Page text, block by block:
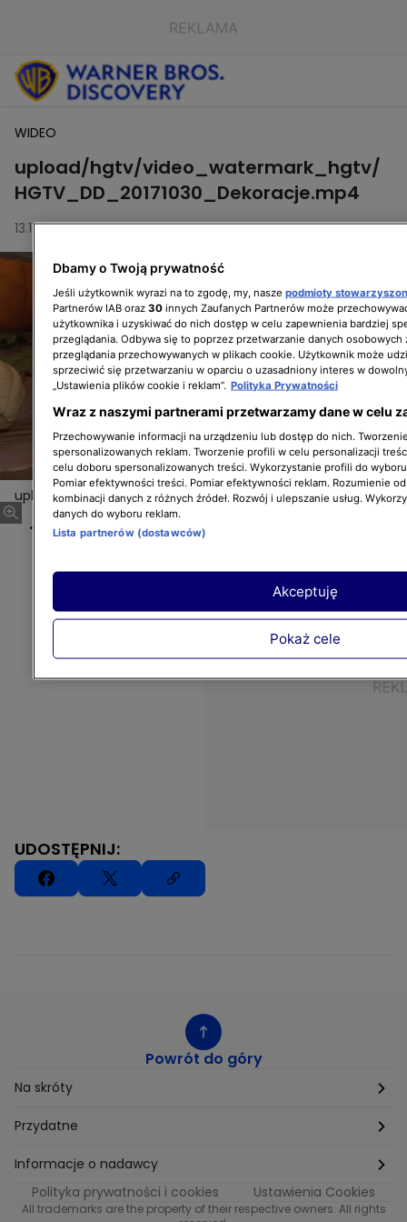
WIDEO
upload/hgtv/video_watermark_hgtv/
HGTV_DD_20171030_Dekoracje.mp4
13.11.2019, 14:03
upload/hgtv/video_watermark_hgtv/HGTV_DD_201
71030_Dekoracje
Więcej
.
UDOSTĘPNIJ:
Powrót do góry
Na skróty
Etyka
Supplier Diversity
Polityka podatkowa
Przydatne
Biuro Prasowe
Biuro Reklamy
Informacje o nadawcy
Informacje o nadawcy programu METRO
Polityka prywatności i cookies Ustawienia Cookies
All trademarks are the property of their respective owners. All rights
Dbamy o Twoją prywatność
Jeśli użytkownik wyrazi na to zgodę, my, nasze podmioty
Partnerów IAB oraz 30 innych Zaufanych Partnerów może
użytkownika i uzyskiwać do nich dostęp w celu zapewnienia bardziej
przeglądania. Odbywa się to poprzez przetwarzanie danych osobowych
przeglądania przechowywanych w plikach cookie. Użytkownik może
sprzeciwić się przetwarzaniu w oparciu o uzasadniony interes w
„Ustawienia plików cookie i reklam”. Polityka Prywatności
Wraz z naszymi partnerami przetwarzamy dane w celu
Przechowywanie informacji na urządzeniu lub dostęp do nich.
spersonalizowanych reklam. Tworzenie profili w celu personalizacji
celu doboru spersonalizowanych treści. Wykorzystanie profili do
Pomiar efektywności treści. Pomiar efektywności reklam. Rozumienie
kombinacji danych z różnych źródeł. Rozwój i ulepszanie usług.
danych do wyboru reklam.
Lista partnerów (dostawców)
Pokaż cele
Akceptuję